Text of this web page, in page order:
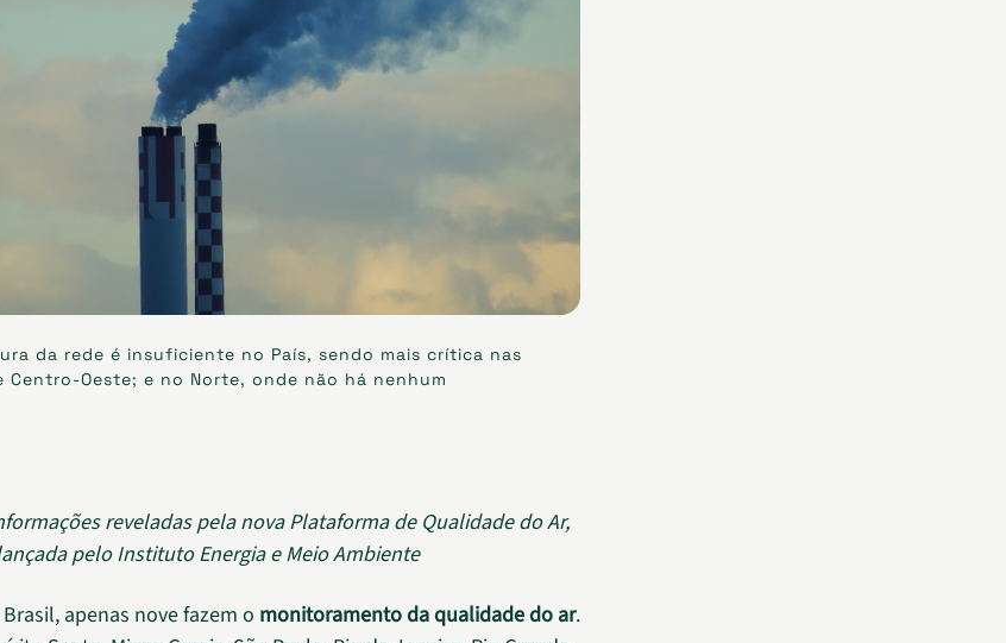
da rede é insuficiente no País, sendo mais crítica nas
Centro-Oeste; e no Norte, onde não há nenhum
reveladas pela nova Plataforma de Qualidade do Ar,
pelo Instituto Energia e Meio Ambiente
apenas nove fazem o monitoramento da qualidade do ar.